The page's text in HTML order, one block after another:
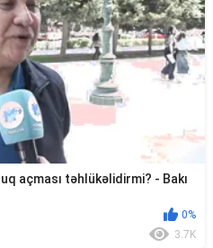
açması təhlükəlidirmi? - Bakı
0%
3.7K